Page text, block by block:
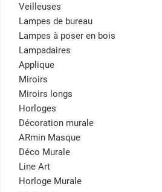
Veilleuses
Lampes de bureau
Lampes à poser en bois
Lampadaires
Applique
Miroirs
Miroirs longs
Horloges
Décoration murale
ARmin Masque
Déco Murale
Line Art
Horloge Murale